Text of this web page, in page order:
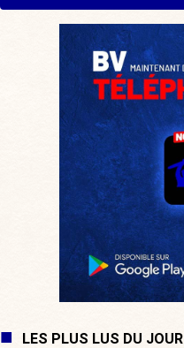
LES PLUS LUS DU JOUR